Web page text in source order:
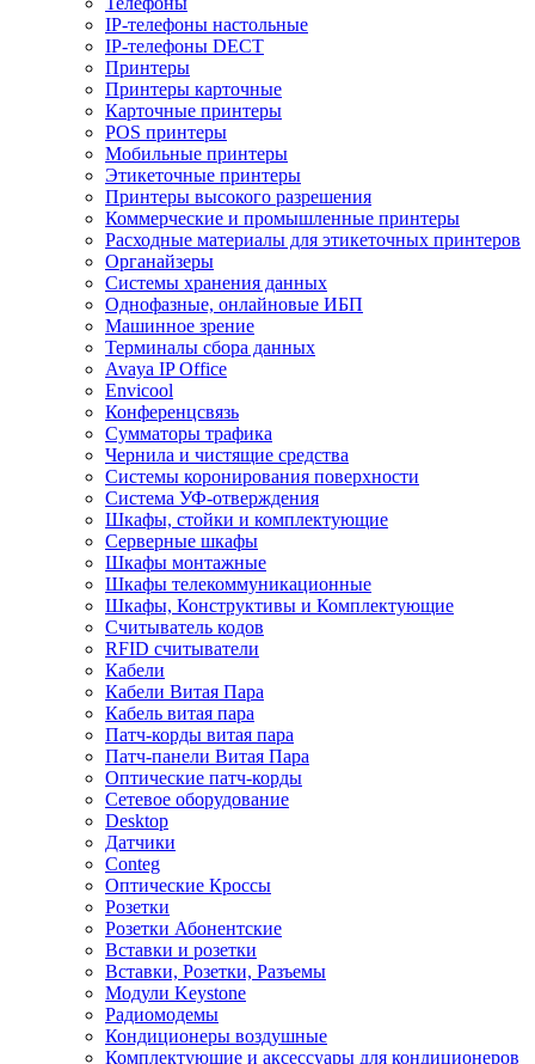
IP-телефоны настольные
IP-телефоны DECT
Принтеры
Принтеры карточные
Карточные принтеры
POS принтеры
Мобильные принтеры
Этикеточные принтеры
Принтеры высокого разрешения
Коммерческие и промышленные принтеры
Расходные материалы для этикеточных принтеров
Органайзеры
Системы хранения данных
Однофазные, онлайновые ИБП
Машинное зрение
Терминалы сбора данных
Avaya IP Office
Envicool
Конференцсвязь
Сумматоры трафика
Чернила и чистящие средства
Системы коронирования поверхности
Cистема УФ-отверждения
Шкафы, стойки и комплектующие
Серверные шкафы
Шкафы монтажные
Шкафы телекоммуникационные
Шкафы, Конструктивы и Комплектующие
Считыватель кодов
RFID считыватели
Кабели
Кабели Витая Пара
Кабель витая пара
Патч-корды витая пара
Патч-панели Витая Пара
Оптические патч-корды
Сетевое оборудование
Desktop
Датчики
Conteg
Оптические Кроссы
Розетки
Розетки Абонентские
Вставки и розетки
Вставки, Розетки, Разъемы
Модули Keystone
Радиомодемы
Кондиционеры воздушные
Комплектующие и аксессуары для кондиционеров